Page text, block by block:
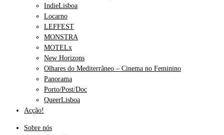
IndieLisboa
Locarno
LEFFEST
MONSTRA
MOTELx
New Horizons
Olhares do Mediterrâneo – Cinema no Feminino
Panorama
Porto/Post/Doc
QueerLisboa
Acção!
Sobre nós